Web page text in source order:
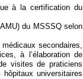
à la certification du
du MSSSQ selon
secondaires,
à l’élaboration de
visites de praticiens
universitaires